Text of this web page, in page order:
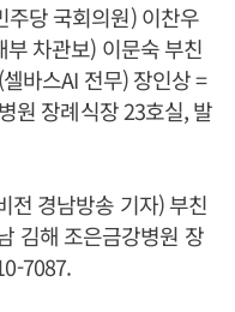
당 국회의원) 이찬우
차관보) 이문숙 부친
바스AI 전무) 장인상 =
원 장례식장 23호실, 발
경남방송 기자) 부친
김해 조은금강병원 장
7087.